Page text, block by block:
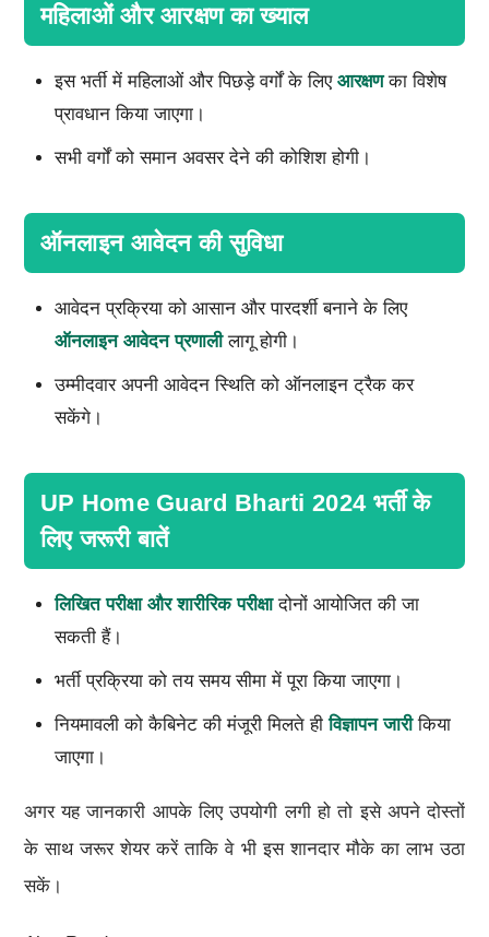
महिलाओं और आरक्षण का ख्याल
इस भर्ती में महिलाओं और पिछड़े वर्गों के लिए आरक्षणका विशेष
प्रावधान किया जाएगा।
सभी वर्गों को समान अवसर देने की कोशिश होगी।
ऑनलाइन आवेदन की सुविधा
आवेदन प्रक्रिया को आसान और पारदर्शी बनाने के लिए
ऑनलाइन आवेदन प्रणालीलागू होगी।
उम्मीदवार अपनी आवेदन स्थिति को ऑनलाइन ट्रैक कर
सकेंगे।
UP Home Guard Bharti 2024 भर्ती के
लिए जरूरी बातें
लिखित परीक्षा और शारीरिक परीक्षादोनों आयोजित की जा
सकती हैं।
भर्ती प्रक्रिया को तय समय सीमा में पूरा किया जाएगा।
नियमावली को कैबिनेट की मंजूरी मिलते हीविज्ञापन जारीकिया
जाएगा।
अगर यह जानकारी आपके लिए उपयोगी लगी हो तो इसे अपने दोस्तों
के साथ जरूर शेयर करें ताकि वे भी इस शानदार मौके का लाभ उठा
सकें।